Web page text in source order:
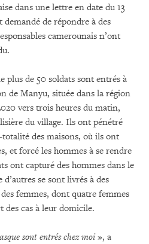
dans une lettre en date du 13
de répondre à des
camerounais n’ont
plus de 50 soldats sont entrés à
de Manyu, située dans la région
vers trois heures du matin,
du village. Ils ont pénétré
des maisons, où ils ont
et forcé les hommes à se rendre
ont capturé des hommes dans le
se sont livrés à des
femmes, dont quatre femmes
des cas à leur domicile.
sont entrés chez moi», a